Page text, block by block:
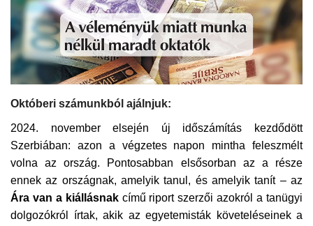
Kultúra
Történelem
Egészség
Gazdaság
Művészet
Sport
Októberi számunkból ajálnjuk:
2024. november elsején új időszámítás kezdődött
Szerbiában: azon a végzetes napon mintha feleszmélt
volna az ország. Pontosabban elsősorban az a része
ennek az országnak, amelyik tanul, és amelyik tanít – az
Ára van a kiállásnakcímű riport szerzőiazokról a tanügyi
dolgozókról írtak, akik az egyetemisták követeléseinek a